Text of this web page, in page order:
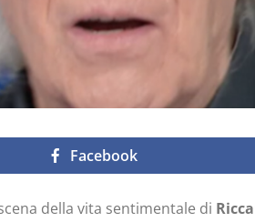
Facebook
della vita sentimentale di